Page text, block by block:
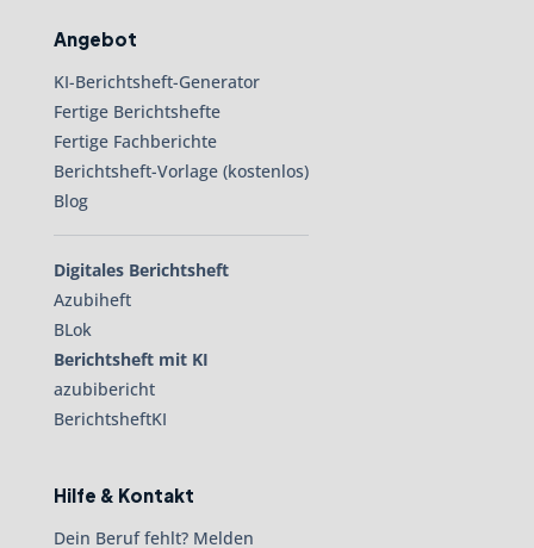
Angebot
KI-Berichtsheft-Generator
Fertige Berichtshefte
Fertige Fachberichte
Berichtsheft-Vorlage (kostenlos)
Blog
Digitales Berichtsheft
Azubiheft
BLok
Berichtsheft mit KI
azubibericht
BerichtsheftKI
Hilfe & Kontakt
Dein Beruf fehlt? Melden